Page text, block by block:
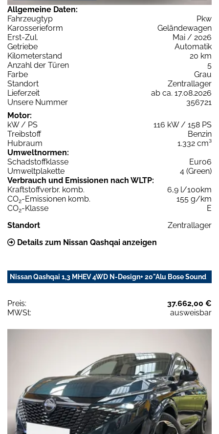
Allgemeine Daten:
Fahrzeugtyp
Pkw
Karosserieform
Geländewagen
Erst-Zul.
Mai / 2026
Getriebe
Automatik
Kilometerstand
20 km
Anzahl der Türen
5
Farbe
Grau
Standort
Zentrallager
Lieferzeit
ab ca. 17.08.2026
Unsere Nummer
356721
Motor:
kW / PS
116 kW / 158 PS
Treibstoff
Benzin
Hubraum
1.332 cm³
Umweltnormen:
Schadstoffklasse
Euro6
Umweltplakette
4 (Green)
Verbrauch und Emissionen nach WLTP:
Kraftstoffverbr. komb.
6,9 l/100km
CO2-Emissionen komb.
155 g/km
CO2-Klasse
E
Standort
Zentrallager
Details zum Nissan Qashqai anzeigen
Nissan Qashqai 1,3 MHEV 4WD N-Design+ 20"Alu Bose Sound
Preis:
37.662,00 €
MWSt:
ausweisbar